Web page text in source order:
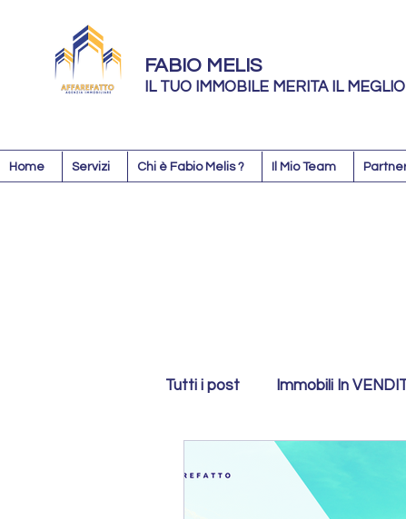
FABIO MELIS
IL TUO IMMOBILE MERITA IL MEGLIO
Home Servizi Chi è Fabio Melis ? Il Mio Team
Tutti i post Immobili In
Blog Fabio Melis